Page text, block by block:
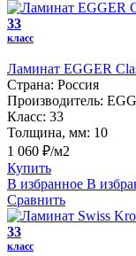
33
класс
Ламинат EGGER
Страна: Россия
Производитель:
Класс: 33
Толщина, мм: 10
1 060 ₽/м2
Купить
В избранное В
Сравнить
33
класс